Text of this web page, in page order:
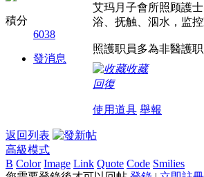
積分
6038
發消息
艾玛月子會所照顾護
浴、抚触、泅水，监
照護职員多為非醫護
收藏
回復
使用道具 舉報
返回列表
高級模式
B Color Image Link Quote Code Smilies